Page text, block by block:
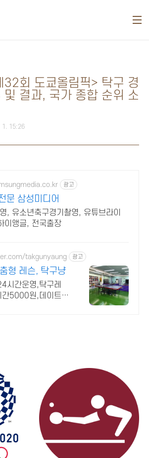
32회 도쿄올림픽> 탁구 경
및 결과, 국가 종합 순위 소
1. 15:26
광고
문 삼성미디어
, 유소년축구경기촬영, 유튜브라이
이앵글, 전국출장
takgunyaung 광고
형 레슨, 탁구냥
시간운영,탁구레
5000원,데이트코